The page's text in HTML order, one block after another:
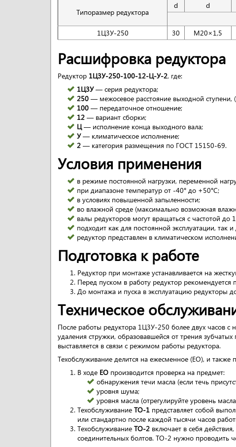
Типоразмер редуктора
d d
1Ц3У-250
30 M20×1,5
Расшифровка редуктора
Редуктор 1Ц3У-250-100-12-Ц-У-2, где:
1Ц3У— серия редуктора;
250 — межосевое расстояние выходной ступени,
100 — передаточное отношение;
12 — вариант сборки;
Ц— исполнение конца выходного вала;
У— климатическое исполнение;
2 — категория размещения по ГОСТ 15150-69.
Условия применения
в режиме постоянной нагрузки, переменной
при диапазоне температур от -40° до +50°С;
в условиях повышенной запыленности;
во влажной среде (максимально возможная
валы редукторов могут вращаться с частотой
подходит как для постоянной эксплуатации, так
редуктор представлен в климатическом
Подготовка к работе
Редуктор при монтаже устанавливается на
Перед пуском в работу редуктор рекомендуется
До монтажа и пуска в эксплуатацию редукторы
Техническое
После работы редуктора 1Ц3У-250 более двух часов с
удаления стружки, образовавшейся от трения
выставляется в связи с режимом работы редуктора.
Техобслуживание делится на ежесменное (ЕО), и
В ходе ЕО производится проверка на предмет:
обнаружения течи масла (если течь
уровня шума;
уровня масла (отрегулируйте уровень
Техобслуживание ТО-1 представляет собой
или стандартно после каждой тысячи часов
Техобслуживание ТО-2 включает в себя
соединительных болтов. ТО-2 нужно проводить